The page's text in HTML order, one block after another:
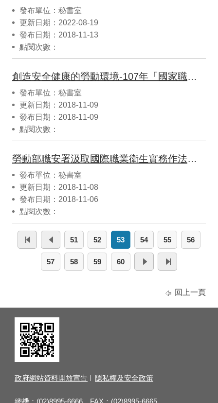
發布單位：秘書室
更新日期：2022-08-19
發布日期：2018-11-13
點閱次數：
創造安全健康的勞動環境-107年「國家職業安全衛生獎」， 表揚企業標竿與個人楷模。
發布單位：秘書室
更新日期：2018-11-09
發布日期：2018-11-09
點閱次數：
勞動部職安署汲取國際職業衛生實務作法，提升我國職業安全衛生水準
發布單位：秘書室
更新日期：2018-11-08
發布日期：2018-11-06
點閱次數：
51 52 53 54 55 56
57 58 59 60
回上一頁
政府網站資料開放宣告 隱私權及安全政策
總機：(02)8995-6666 FAX：(02)8995-6665